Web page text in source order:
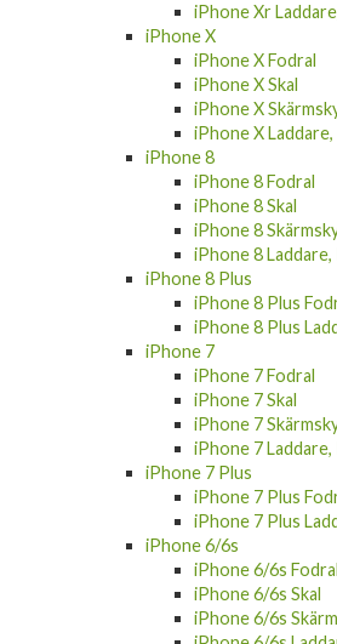
iPhone Xr
iPhone X
iPhone X Fodral
iPhone X Skal
iPhone X
iPhone X
iPhone 8
iPhone 8 Fodral
iPhone 8 Skal
iPhone 8
iPhone 8
iPhone 8 Plus
iPhone 8 Plus
iPhone 8 Plus
iPhone 7
iPhone 7 Fodral
iPhone 7 Skal
iPhone 7
iPhone 7
iPhone 7 Plus
iPhone 7 Plus
iPhone 7 Plus
iPhone 6/6s
iPhone 6/6s Fodral
iPhone 6/6s Skal
iPhone 6/6s